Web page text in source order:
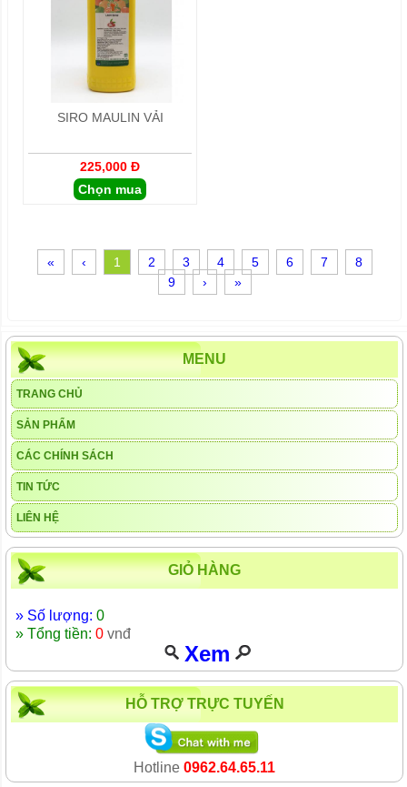
SIRO MAULIN VẢI
225,000 Đ
Chọn mua
« ‹ 1 2 3 4 5 6 7
8
9
› »
MENU
TRANG CHỦ
SẢN PHẨM
CÁC CHÍNH SÁCH
TIN TỨC
LIÊN HỆ
GIỎ HÀNG
» Số lượng: 0
» Tổng tiền: 0 vnđ
Xem
HỖ TRỢ TRỰC TUYẾN
Hotline 0962.64.65.11